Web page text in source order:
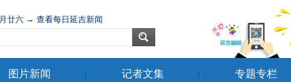
廿六 → 查看每日延吉新闻
图片新闻 记者文集 专题专栏